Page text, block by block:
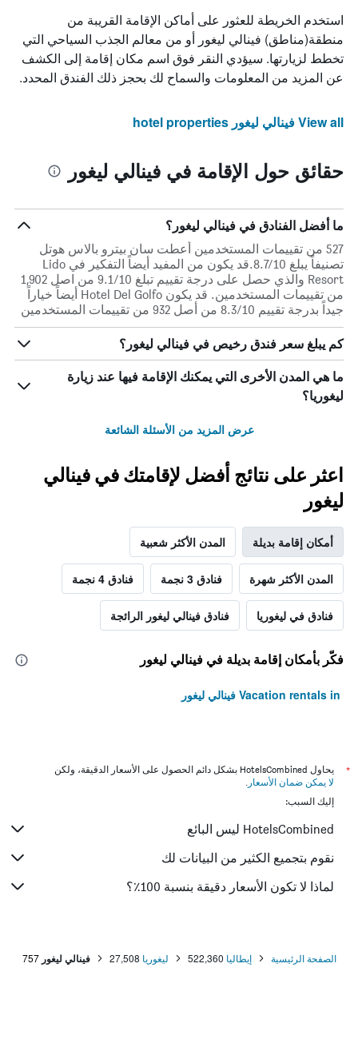
استخدم الخريطة للعثور على أماكن الإقامة القريبة من
منطقة(مناطق) فينالي ليغور أو من معالم الجذب السياحي التي
تخطط لزيارتها. سيؤدي النقر فوق اسم مكان إقامة إلى الكشف
عن المزيد من المعلومات والسماح لك بحجز ذلك الفندق المحدد.
View all فينالي ليغور hotel properties
حقائق حول الإقامة في فينالي ليغور
ما أفضل الفنادق في فينالي ليغور؟
527 من تقييمات المستخدمين أعطت سان بيترو بالاس هوتل
تصنيفاً يبلغ 8.7/10.قد يكون من المفيد أيضاً التفكير في Lido
Resort والذي حصل على درجة تقييم تبلغ 9.1/10 من اصل 1,902
من تقييمات المستخدمين. قد يكون Hotel Del Golfo أيضاً خياراً
جيداً بدرجة تقييم 8.3/10 من أصل 932 من تقييمات المستخدمين
كم يبلغ سعر فندق رخيص في فينالي ليغور؟
ما هي المدن الأخرى التي يمكنك الإقامة فيها عند زيارة
ليغوريا؟
عرض المزيد من الأسئلة الشائعة
اعثر على نتائج أفضل لإقامتك في فينالي
ليغور
أمكان إقامة بديلة المدن الأكثر شعبية
المدن الأكثر شهرة فنادق 3 نجمة فنادق 4 نجمة
فنادق في ليغوريا فنادق فينالي ليغور الرائجة
فكّر بأمكان إقامة بديلة في فينالي ليغور
Vacation rentals in فينالي ليغور
*
يحاول HotelsCombined بشكل دائم الحصول على الأسعار الدقيقة، ولكن
لا يمكن ضمان الأسعار .
إليك السبب:
HotelsCombined ليس البائع
نقوم بتجميع الكثير من البيانات لك
لماذا لا تكون الأسعار دقيقة بنسبة 100٪؟
الصفحة الرئيسية إيطاليا 522,360 ليغوريا 27,508 فينالي ليغور 757